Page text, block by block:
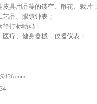
具用品等的镂空、雕花、裁片；
品、眼镜钟表；
打标喷码；
疗、健身器械，仪器仪表；